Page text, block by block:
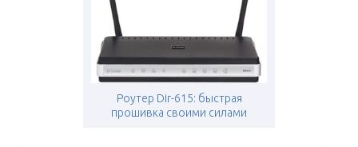
Роутер Dir-615: быстрая
прошивка своими силами